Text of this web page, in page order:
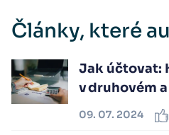
Články, které
Jak účtovat:
v druhovém
09. 07. 2024